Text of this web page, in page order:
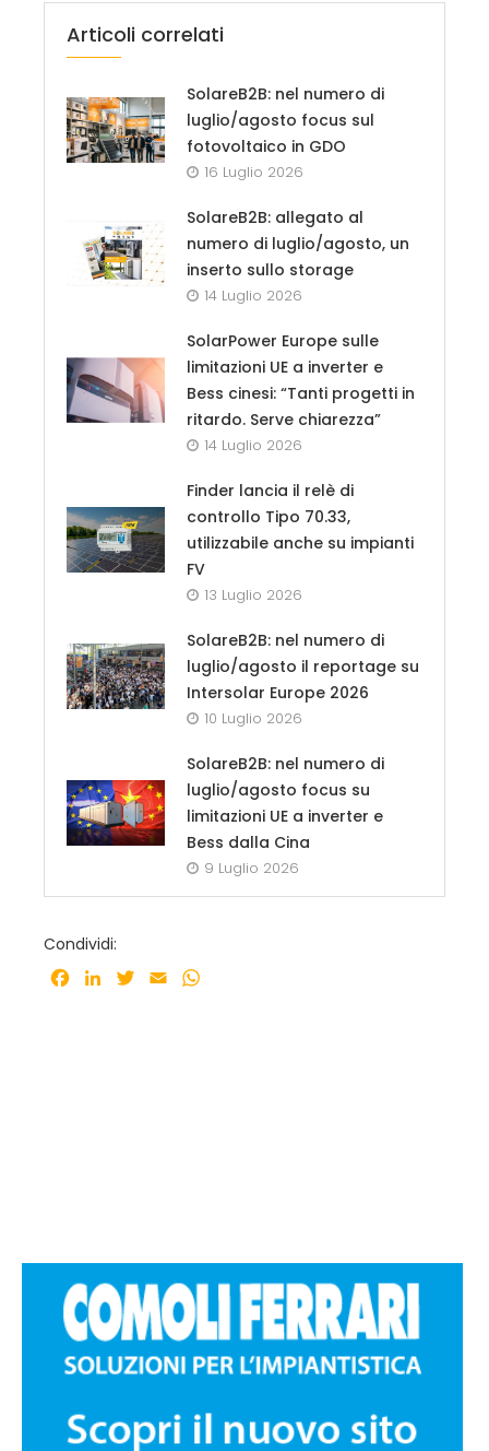
Articoli correlati
SolareB2B: nel numero di
luglio/agosto focus sul
fotovoltaico in GDO
16 Luglio 2026
SolareB2B: allegato al
numero di luglio/agosto, un
inserto sullo storage
14 Luglio 2026
SolarPower Europe sulle
limitazioni UE a inverter e
Bess cinesi: “Tanti progetti in
ritardo. Serve chiarezza”
14 Luglio 2026
Finder lancia il relè di
controllo Tipo 70.33,
utilizzabile anche su impianti
FV
13 Luglio 2026
SolareB2B: nel numero di
luglio/agosto il reportage su
Intersolar Europe 2026
10 Luglio 2026
SolareB2B: nel numero di
luglio/agosto focus su
limitazioni UE a inverter e
Bess dalla Cina
9 Luglio 2026
Condividi:
Facebook
LinkedInTwitter
Email